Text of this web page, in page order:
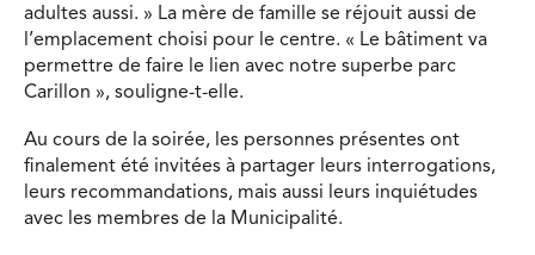
adultes aussi. » La mère de famille se réjouit aussi de
l’emplacement choisi pour le centre. « Le bâtiment va
permettre de faire le lien avec notre superbe parc
Carillon », souligne-t-elle.
Au cours de la soirée, les personnes présentes ont
finalement été invitées à partager leurs interrogations,
leurs recommandations, mais aussi leurs inquiétudes
avec les membres de la Municipalité.